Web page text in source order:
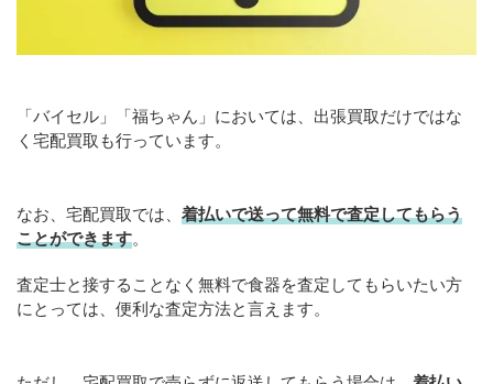
「バイセル」「福ちゃん」においては、出張買取だけではな
く宅配買取も行っています。
なお、宅配買取では、 着払いで送って無料で査定してもらう
ことができます。
査定士と接することなく無料で食器を査定してもらいたい方
にとっては、便利な査定方法と言えます。